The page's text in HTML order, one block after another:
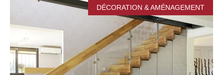
DÉCORATION & AMÉNAGEMENT